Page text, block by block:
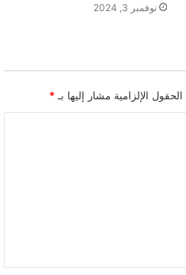
نوفمبر 3, 2024
الحقول الإلزامية مشار إليها بـ *